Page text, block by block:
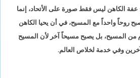
عفة الكاهن ليس فقط صورة على الأتحاد، إنما
روحاً واحداً مع المسيح، في أن يحيا الكاهن
المسيح، بل يصبح مسيحاً آخر لأن المسيح
وفي خدمة لخلاص العالم.